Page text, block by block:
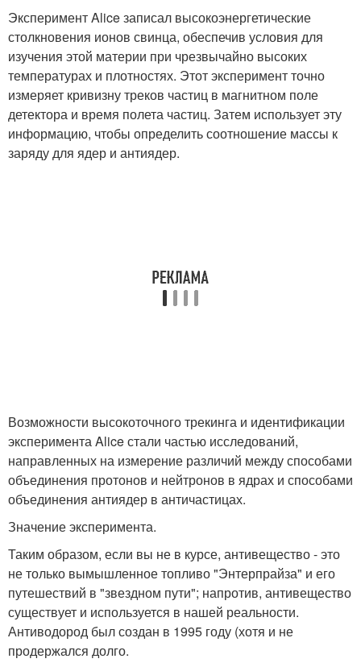
Эксперимент Alice записал высокоэнергетические
столкновения ионов свинца, обеспечив условия для
изучения этой материи при чрезвычайно высоких
температурах и плотностях. Этот эксперимент точно
измеряет кривизну треков частиц в магнитном поле
детектора и время полета частиц. Затем использует эту
информацию, чтобы определить соотношение массы к
заряду для ядер и антиядер.
Возможности высокоточного трекинга и идентификации
эксперимента Alice стали частью исследований,
направленных на измерение различий между способами
объединения протонов и нейтронов в ядрах и способами
объединения антиядер в античастицах.
Значение эксперимента.
Таким образом, если вы не в курсе, антивещество - это
не только вымышленное топливо "Энтерпрайза" и его
путешествий в "звездном пути"; напротив, антивещество
существует и используется в нашей реальности.
Антиводород был создан в 1995 году (хотя и не
продержался долго.